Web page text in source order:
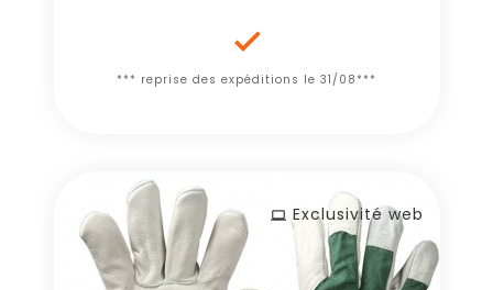

*** reprise des expéditions le 31/08***
Exclusivité web